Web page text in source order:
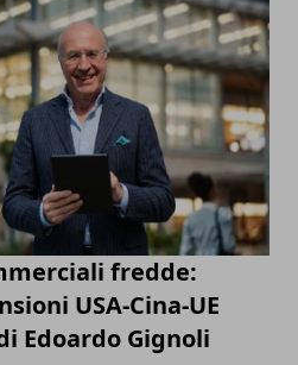
fredde:
USA-Cina-UE
Edoardo Gignoli